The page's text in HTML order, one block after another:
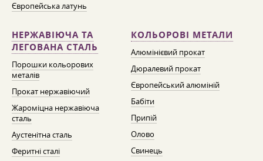
Європейська латунь
НЕРЖАВІЮЧА ТА
ЛЕГОВАНА СТАЛЬ
Порошки кольорових
металів
Прокат нержавіючий
Жароміцна нержавіюча
сталь
Аустенітна сталь
Феритні сталі
КОЛЬОРОВІ МЕТАЛИ
Алюмінієвий прокат
Дюралевий прокат
Європейський алюміній
Бабіти
Припій
Олово
Свинець